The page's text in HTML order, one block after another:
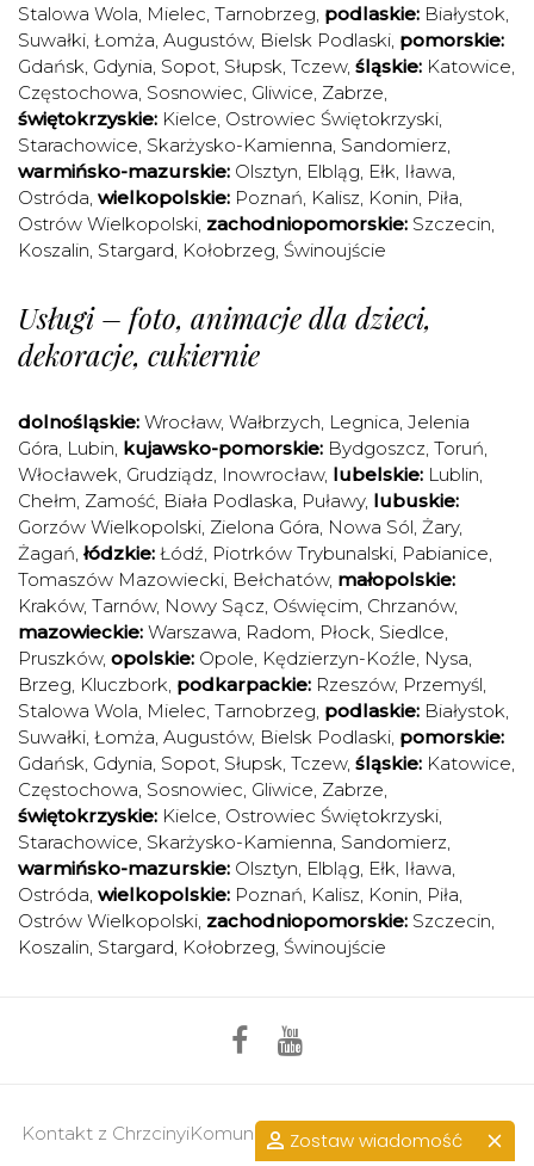
Zostaw wiadomość
Stalowa Wola, Mielec, Tarnobrzeg, podlaskie: Białystok,
Suwałki, Łomża, Augustów, Bielsk Podlaski, pomorskie:
Gdańsk, Gdynia, Sopot, Słupsk, Tczew, śląskie: Katowice,
Częstochowa, Sosnowiec, Gliwice, Zabrze,
świętokrzyskie: Kielce, Ostrowiec Świętokrzyski,
Starachowice, Skarżysko-Kamienna, Sandomierz,
warmińsko-mazurskie: Olsztyn, Elbląg, Ełk, Iława,
Ostróda, wielkopolskie: Poznań, Kalisz, Konin, Piła,
Ostrów Wielkopolski, zachodniopomorskie: Szczecin,
Koszalin, Stargard, Kołobrzeg, Świnoujście
Usługi – foto, animacje dla dzieci,
dekoracje, cukiernie
dolnośląskie: Wrocław, Wałbrzych, Legnica, Jelenia
Góra, Lubin, kujawsko-pomorskie: Bydgoszcz, Toruń,
Włocławek, Grudziądz, Inowrocław, lubelskie: Lublin,
Chełm, Zamość, Biała Podlaska, Puławy, lubuskie:
Gorzów Wielkopolski, Zielona Góra, Nowa Sól, Żary,
Żagań, łódzkie: Łódź, Piotrków Trybunalski, Pabianice,
Tomaszów Mazowiecki, Bełchatów, małopolskie:
Kraków, Tarnów, Nowy Sącz, Oświęcim, Chrzanów,
mazowieckie: Warszawa, Radom, Płock, Siedlce,
Pruszków, opolskie: Opole, Kędzierzyn-Koźle, Nysa,
Brzeg, Kluczbork, podkarpackie: Rzeszów, Przemyśl,
Stalowa Wola, Mielec, Tarnobrzeg, podlaskie: Białystok,
Suwałki, Łomża, Augustów, Bielsk Podlaski, pomorskie:
Gdańsk, Gdynia, Sopot, Słupsk, Tczew, śląskie: Katowice,
Częstochowa, Sosnowiec, Gliwice, Zabrze,
świętokrzyskie: Kielce, Ostrowiec Świętokrzyski,
Starachowice, Skarżysko-Kamienna, Sandomierz,
warmińsko-mazurskie: Olsztyn, Elbląg, Ełk, Iława,
Ostróda, wielkopolskie: Poznań, Kalisz, Konin, Piła,
Ostrów Wielkopolski, zachodniopomorskie: Szczecin,
Koszalin, Stargard, Kołobrzeg, Świnoujście
Kontakt z ChrzcinyiKomunie.pl >>przejdź do kontaktu.